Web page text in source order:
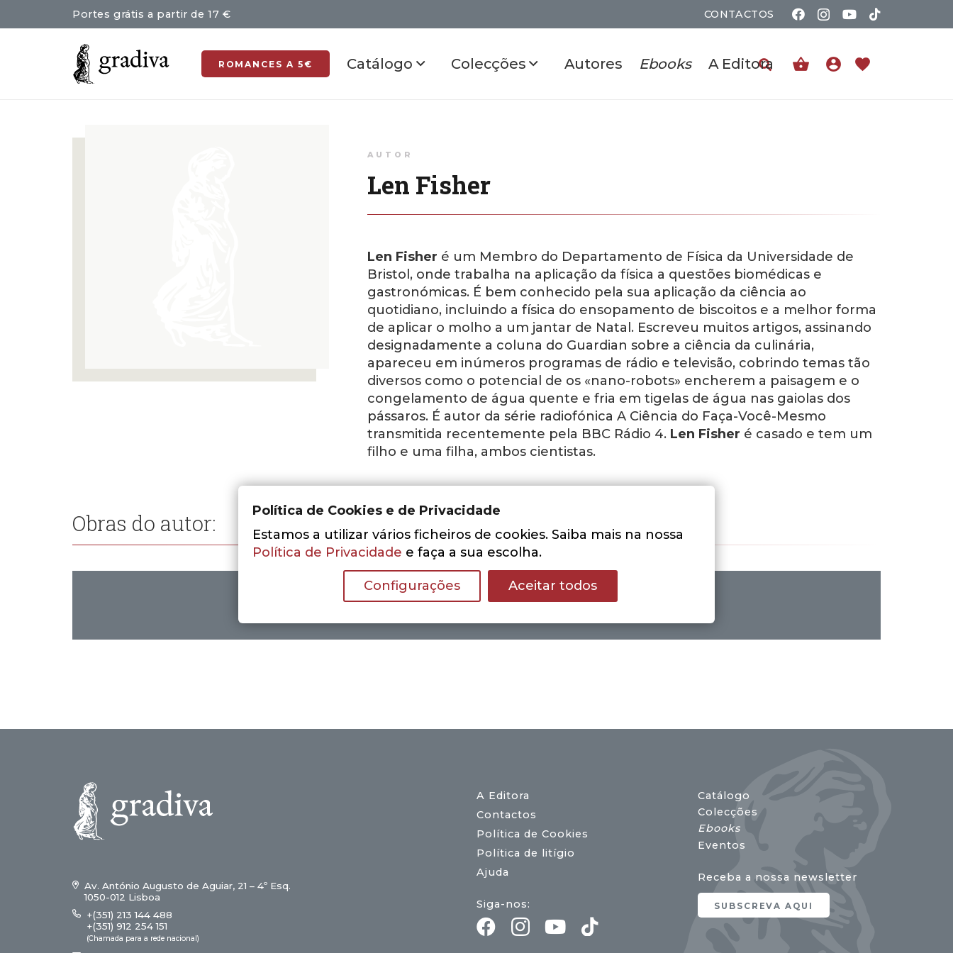
Portes grátis a partir de 17 € CONTACTOS
ROMANCES A 5€ Catálogo Colecções Autores Ebooks A Editora shopping_basket account_circle favorite
AUTOR
Len Fisher
Len Fisher é um Membro do Departamento de Física da Universidade de
Bristol, onde trabalha na aplicação da física a questões biomédicas e
gastronómicas. É bem conhecido pela sua aplicação da ciência ao
quotidiano, incluindo a física do ensopamento de biscoitos e a melhor forma
de aplicar o molho a um jantar de Natal. Escreveu muitos artigos, assinando
designadamente a coluna do Guardian sobre a ciência da culinária,
apareceu em inúmeros programas de rádio e televisão, cobrindo temas tão
diversos como o potencial de os «nano-robots» encherem a paisagem e o
congelamento de água quente e fria em tigelas de água nas gaiolas dos
pássaros. É autor da série radiofónica A Ciência do Faça-Você-Mesmo
transmitida recentemente pela BBC Rádio 4. Len Fisher é casado e tem um
filho e uma filha, ambos cientistas.
Obras do autor:
Nenhum resultado encontrado.
Av. António Augusto de Aguiar, 21 – 4º Esq.
1050-012 Lisboa
+(351) 213 144 488
+(351) 912 254 151
(Chamada para a rede nacional)
A Editora
Contactos
Política de Cookies
Política de litígio
Ajuda
Siga-nos:
Catálogo
Colecções
Ebooks
Eventos
Receba a nossa newsletter
SUBSCREVA AQUI
Política de Cookies e de Privacidade
Estamos a utilizar vários ficheiros de cookies. Saiba mais na nossa
Política de Privacidade e faça a sua escolha.
Configurações Aceitar todos